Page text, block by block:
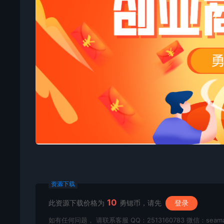
资源下载
此资源下载价格为 10 勇锶币，请先 登录
如有任何问题， 请联系客服 QQ：2513160783 微信：